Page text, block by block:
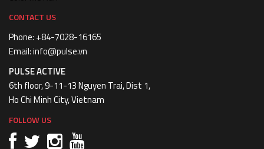
CONTACT US
Phone: +84-7028-16165
Email: info@pulse.vn
PULSE ACTIVE
6th floor, 9-11-13 Nguyen Trai, Dist 1,
Ho Chi Minh City, Vietnam
FOLLOW US